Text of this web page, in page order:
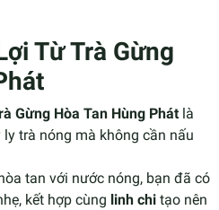
Từ Trà Gừng
Gừng Hòa Tan Hùng Phátlà
trà nóng mà không cần nấu
tan với nước nóng, bạn đã có
kết hợp cùng linh chi tạo nên